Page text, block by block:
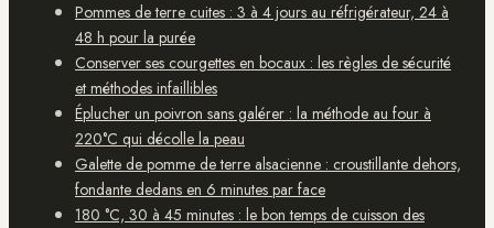
Pommes de terre cuites : 3 à 4 jours au réfrigérateur, 24 à
48 h pour la purée
Conserver ses courgettes en bocaux : les règles de sécurité
et méthodes infaillibles
Éplucher un poivron sans galérer : la méthode au four à
220°C qui décolle la peau
Galette de pomme de terre alsacienne : croustillante dehors,
fondante dedans en 6 minutes par face
180 °C, 30 à 45 minutes : le bon temps de cuisson des